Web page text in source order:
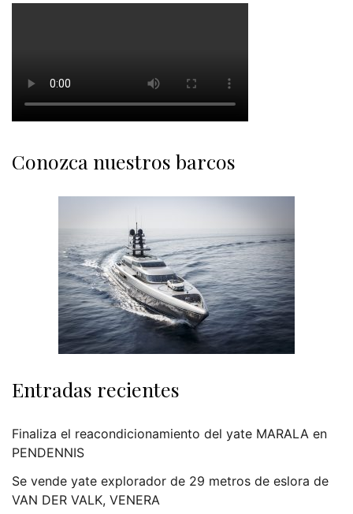
Conozca nuestros barcos
Entradas recientes
Finaliza el reacondicionamiento del yate MARALA en
PENDENNIS
Se vende yate explorador de 29 metros de eslora de
VAN DER VALK, VENERA